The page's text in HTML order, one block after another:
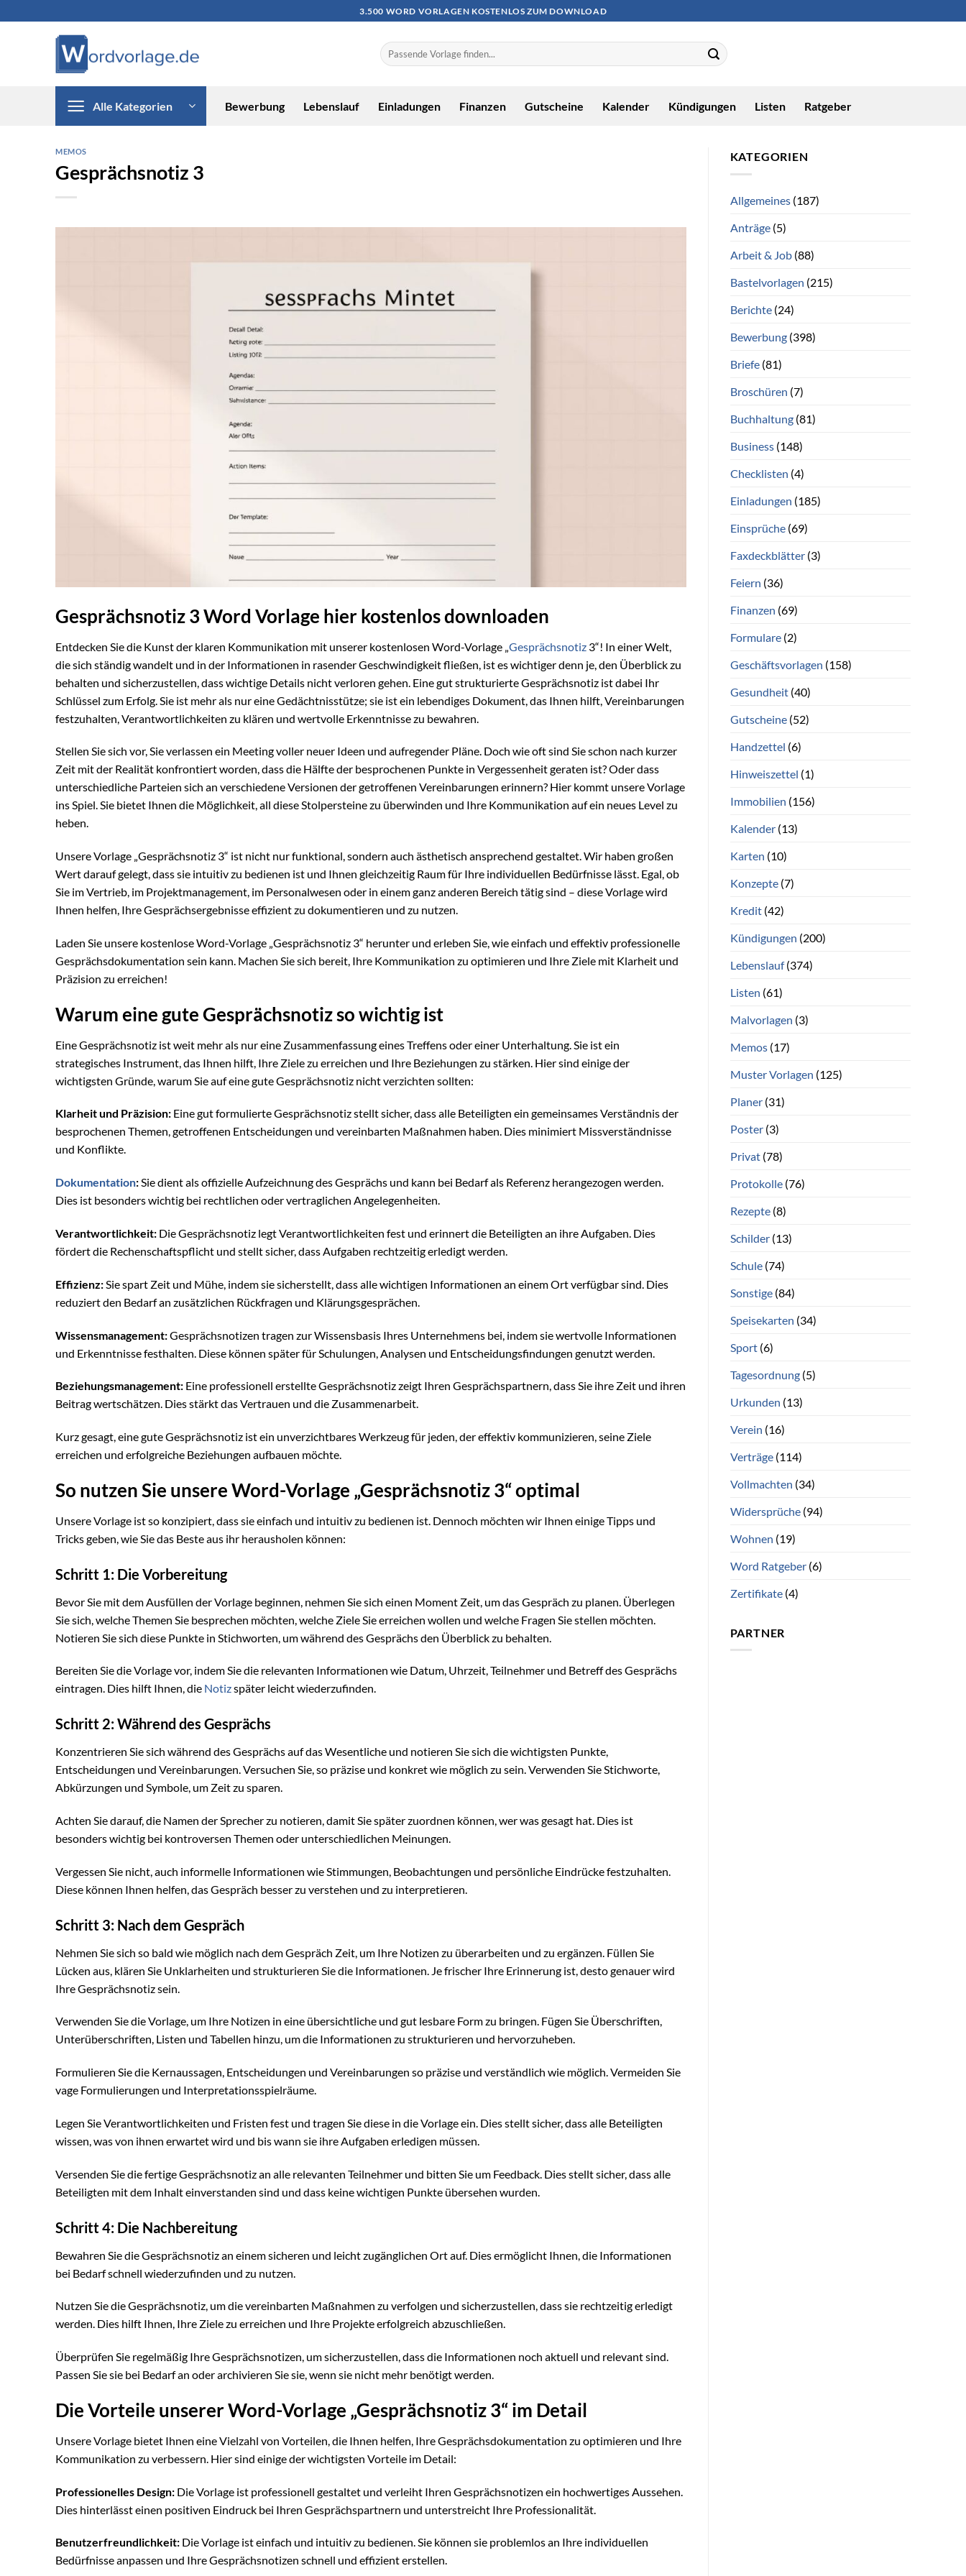
3.500 WORD VORLAGEN KOSTENLOS ZUM DOWNLOAD
Alle Kategorien Bewerbung Lebenslauf Einladungen Finanzen Gutscheine Kalender Kündigungen Listen Ratgeber
MEMOS
Gesprächsnotiz 3
Gesprächsnotiz 3 Word Vorlage hier kostenlos downloaden
Entdecken Sie die Kunst der klaren Kommunikation mit unserer kostenlosen Word-Vorlage „ Gesprächsnotiz 3“! In einer Welt,
die sich ständig wandelt und in der Informationen in rasender Geschwindigkeit fließen, ist es wichtiger denn je, den Überblick zu
behalten und sicherzustellen, dass wichtige Details nicht verloren gehen. Eine gut strukturierte Gesprächsnotiz ist dabei Ihr
Schlüssel zum Erfolg. Sie ist mehr als nur eine Gedächtnisstütze; sie ist ein lebendiges Dokument, das Ihnen hilft, Vereinbarungen
festzuhalten, Verantwortlichkeiten zu klären und wertvolle Erkenntnisse zu bewahren.
Stellen Sie sich vor, Sie verlassen ein Meeting voller neuer Ideen und aufregender Pläne. Doch wie oft sind Sie schon nach kurzer
Zeit mit der Realität konfrontiert worden, dass die Hälfte der besprochenen Punkte in Vergessenheit geraten ist? Oder dass
unterschiedliche Parteien sich an verschiedene Versionen der getroffenen Vereinbarungen erinnern? Hier kommt unsere Vorlage
ins Spiel. Sie bietet Ihnen die Möglichkeit, all diese Stolpersteine zu überwinden und Ihre Kommunikation auf ein neues Level zu
heben.
Unsere Vorlage „Gesprächsnotiz 3“ ist nicht nur funktional, sondern auch ästhetisch ansprechend gestaltet. Wir haben großen
Wert darauf gelegt, dass sie intuitiv zu bedienen ist und Ihnen gleichzeitig Raum für Ihre individuellen Bedürfnisse lässt. Egal, ob
Sie im Vertrieb, im Projektmanagement, im Personalwesen oder in einem ganz anderen Bereich tätig sind – diese Vorlage wird
Ihnen helfen, Ihre Gesprächsergebnisse effizient zu dokumentieren und zu nutzen.
Laden Sie unsere kostenlose Word-Vorlage „Gesprächsnotiz 3“ herunter und erleben Sie, wie einfach und effektiv professionelle
Gesprächsdokumentation sein kann. Machen Sie sich bereit, Ihre Kommunikation zu optimieren und Ihre Ziele mit Klarheit und
Präzision zu erreichen!
Warum eine gute Gesprächsnotiz so wichtig ist
Eine Gesprächsnotiz ist weit mehr als nur eine Zusammenfassung eines Treffens oder einer Unterhaltung. Sie ist ein
strategisches Instrument, das Ihnen hilft, Ihre Ziele zu erreichen und Ihre Beziehungen zu stärken. Hier sind einige der
wichtigsten Gründe, warum Sie auf eine gute Gesprächsnotiz nicht verzichten sollten:
Klarheit und Präzision: Eine gut formulierte Gesprächsnotiz stellt sicher, dass alle Beteiligten ein gemeinsames Verständnis der
besprochenen Themen, getroffenen Entscheidungen und vereinbarten Maßnahmen haben. Dies minimiert Missverständnisse
und Konflikte.
Dokumentation:Sie dient als offizielle Aufzeichnung des Gesprächs und kann bei Bedarf als Referenz herangezogen werden.
Dies ist besonders wichtig bei rechtlichen oder vertraglichen Angelegenheiten.
Verantwortlichkeit: Die Gesprächsnotiz legt Verantwortlichkeiten fest und erinnert die Beteiligten an ihre Aufgaben. Dies
fördert die Rechenschaftspflicht und stellt sicher, dass Aufgaben rechtzeitig erledigt werden.
Effizienz:Sie spart Zeit und Mühe, indem sie sicherstellt, dass alle wichtigen Informationen an einem Ort verfügbar sind. Dies
reduziert den Bedarf an zusätzlichen Rückfragen und Klärungsgesprächen.
Wissensmanagement:Gesprächsnotizen tragen zur Wissensbasis Ihres Unternehmens bei, indem sie wertvolle Informationen
und Erkenntnisse festhalten. Diese können später für Schulungen, Analysen und Entscheidungsfindungen genutzt werden.
Beziehungsmanagement: Eine professionell erstellte Gesprächsnotiz zeigt Ihren Gesprächspartnern, dass Sie ihre Zeit und ihren
Beitrag wertschätzen. Dies stärkt das Vertrauen und die Zusammenarbeit.
Kurz gesagt, eine gute Gesprächsnotiz ist ein unverzichtbares Werkzeug für jeden, der effektiv kommunizieren, seine Ziele
erreichen und erfolgreiche Beziehungen aufbauen möchte.
So nutzen Sie unsere Word-Vorlage „Gesprächsnotiz 3“ optimal
Unsere Vorlage ist so konzipiert, dass sie einfach und intuitiv zu bedienen ist. Dennoch möchten wir Ihnen einige Tipps und
Tricks geben, wie Sie das Beste aus ihr herausholen können:
Schritt 1: Die Vorbereitung
Bevor Sie mit dem Ausfüllen der Vorlage beginnen, nehmen Sie sich einen Moment Zeit, um das Gespräch zu planen. Überlegen
Sie sich, welche Themen Sie besprechen möchten, welche Ziele Sie erreichen wollen und welche Fragen Sie stellen möchten.
Notieren Sie sich diese Punkte in Stichworten, um während des Gesprächs den Überblick zu behalten.
Bereiten Sie die Vorlage vor, indem Sie die relevanten Informationen wie Datum, Uhrzeit, Teilnehmer und Betreff des Gesprächs
eintragen. Dies hilft Ihnen, die Notizspäter leicht wiederzufinden.
Schritt 2: Während des Gesprächs
Konzentrieren Sie sich während des Gesprächs auf das Wesentliche und notieren Sie sich die wichtigsten Punkte,
Entscheidungen und Vereinbarungen. Versuchen Sie, so präzise und konkret wie möglich zu sein. Verwenden Sie Stichworte,
Abkürzungen und Symbole, um Zeit zu sparen.
Achten Sie darauf, die Namen der Sprecher zu notieren, damit Sie später zuordnen können, wer was gesagt hat. Dies ist
besonders wichtig bei kontroversen Themen oder unterschiedlichen Meinungen.
Vergessen Sie nicht, auch informelle Informationen wie Stimmungen, Beobachtungen und persönliche Eindrücke festzuhalten.
Diese können Ihnen helfen, das Gespräch besser zu verstehen und zu interpretieren.
Schritt 3: Nach dem Gespräch
Nehmen Sie sich so bald wie möglich nach dem Gespräch Zeit, um Ihre Notizen zu überarbeiten und zu ergänzen. Füllen Sie
Lücken aus, klären Sie Unklarheiten und strukturieren Sie die Informationen. Je frischer Ihre Erinnerung ist, desto genauer wird
Ihre Gesprächsnotiz sein.
Verwenden Sie die Vorlage, um Ihre Notizen in eine übersichtliche und gut lesbare Form zu bringen. Fügen Sie Überschriften,
Unterüberschriften, Listen und Tabellen hinzu, um die Informationen zu strukturieren und hervorzuheben.
Formulieren Sie die Kernaussagen, Entscheidungen und Vereinbarungen so präzise und verständlich wie möglich. Vermeiden Sie
vage Formulierungen und Interpretationsspielräume.
Legen Sie Verantwortlichkeiten und Fristen fest und tragen Sie diese in die Vorlage ein. Dies stellt sicher, dass alle Beteiligten
wissen, was von ihnen erwartet wird und bis wann sie ihre Aufgaben erledigen müssen.
Versenden Sie die fertige Gesprächsnotiz an alle relevanten Teilnehmer und bitten Sie um Feedback. Dies stellt sicher, dass alle
Beteiligten mit dem Inhalt einverstanden sind und dass keine wichtigen Punkte übersehen wurden.
Schritt 4: Die Nachbereitung
Bewahren Sie die Gesprächsnotiz an einem sicheren und leicht zugänglichen Ort auf. Dies ermöglicht Ihnen, die Informationen
bei Bedarf schnell wiederzufinden und zu nutzen.
Nutzen Sie die Gesprächsnotiz, um die vereinbarten Maßnahmen zu verfolgen und sicherzustellen, dass sie rechtzeitig erledigt
werden. Dies hilft Ihnen, Ihre Ziele zu erreichen und Ihre Projekte erfolgreich abzuschließen.
Überprüfen Sie regelmäßig Ihre Gesprächsnotizen, um sicherzustellen, dass die Informationen noch aktuell und relevant sind.
Passen Sie sie bei Bedarf an oder archivieren Sie sie, wenn sie nicht mehr benötigt werden.
Die Vorteile unserer Word-Vorlage „Gesprächsnotiz 3“ im Detail
Unsere Vorlage bietet Ihnen eine Vielzahl von Vorteilen, die Ihnen helfen, Ihre Gesprächsdokumentation zu optimieren und Ihre
Kommunikation zu verbessern. Hier sind einige der wichtigsten Vorteile im Detail:
Professionelles Design: Die Vorlage ist professionell gestaltet und verleiht Ihren Gesprächsnotizen ein hochwertiges Aussehen.
Dies hinterlässt einen positiven Eindruck bei Ihren Gesprächspartnern und unterstreicht Ihre Professionalität.
Benutzerfreundlichkeit: Die Vorlage ist einfach und intuitiv zu bedienen. Sie können sie problemlos an Ihre individuellen
Bedürfnisse anpassen und Ihre Gesprächsnotizen schnell und effizient erstellen.
KATEGORIEN
Allgemeines(187)
Anträge(5)
Arbeit & Job(88)
Bastelvorlagen (215)
Berichte(24)
Bewerbung(398)
Briefe(81)
Broschüren (7)
Buchhaltung(81)
Business(148)
Checklisten (4)
Einladungen (185)
Einsprüche(69)
Faxdeckblätter(3)
Feiern (36)
Finanzen (69)
Formulare(2)
Geschäftsvorlagen (158)
Gesundheit(40)
Gutscheine(52)
Handzettel (6)
Hinweiszettel (1)
Immobilien (156)
Kalender(13)
Karten (10)
Konzepte(7)
Kredit(42)
Kündigungen (200)
Lebenslauf(374)
Listen (61)
Malvorlagen (3)
Memos(17)
Muster Vorlagen (125)
Planer(31)
Poster(3)
Privat(78)
Protokolle(76)
Rezepte(8)
Schilder(13)
Schule(74)
Sonstige(84)
Speisekarten (34)
Sport(6)
Tagesordnung(5)
Urkunden (13)
Verein (16)
Verträge(114)
Vollmachten (34)
Widersprüche(94)
Wohnen (19)
Word Ratgeber(6)
Zertifikate(4)
PARTNER